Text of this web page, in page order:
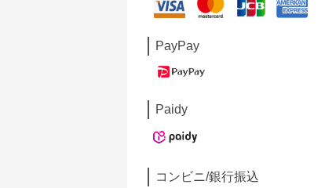
PayPay
Paidy
コンビニ/銀行振込